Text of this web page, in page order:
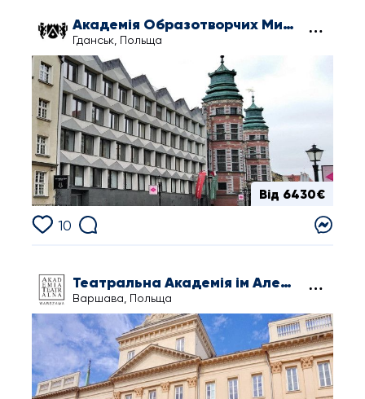
Академія Образотворчих Мистецтв у Гданську
Гданськ, Польща
Від 6430€
10
Театральна Академія ім Александра Зельверовича
Варшава, Польща